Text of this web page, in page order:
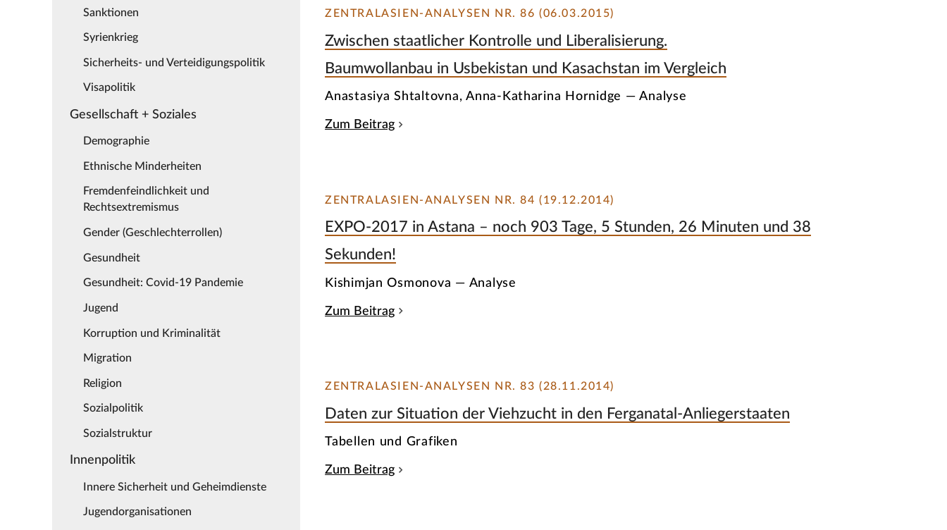
Sanktionen
Syrienkrieg
Sicherheits- und Verteidigungspolitik
Visapolitik
Gesellschaft + Soziales
Demographie
Ethnische Minderheiten
Fremdenfeindlichkeit und
Rechtsextremismus
Gender (Geschlechterrollen)
Gesundheit
Gesundheit: Covid-19 Pandemie
Jugend
Korruption und Kriminalität
Migration
Religion
Sozialpolitik
Sozialstruktur
Innenpolitik
Innere Sicherheit und Geheimdienste
Jugendorganisationen
ZENTRALASIEN-ANALYSEN NR. 86 (06.03.2015)
Zwischen staatlicher Kontrolle und Liberalisierung.
Baumwollanbau in Usbekistan und Kasachstan im Vergleich
Anastasiya Shtaltovna, Anna-Katharina Hornidge — Analyse
Zum Beitrag
ZENTRALASIEN-ANALYSEN NR. 84 (19.12.2014)
EXPO-2017 in Astana – noch 903 Tage, 5 Stunden, 26 Minuten und 38
Sekunden!
Kishimjan Osmonova — Analyse
Zum Beitrag
ZENTRALASIEN-ANALYSEN NR. 83 (28.11.2014)
Daten zur Situation der Viehzucht in den Ferganatal-Anliegerstaaten
Tabellen und Grafiken
Zum Beitrag